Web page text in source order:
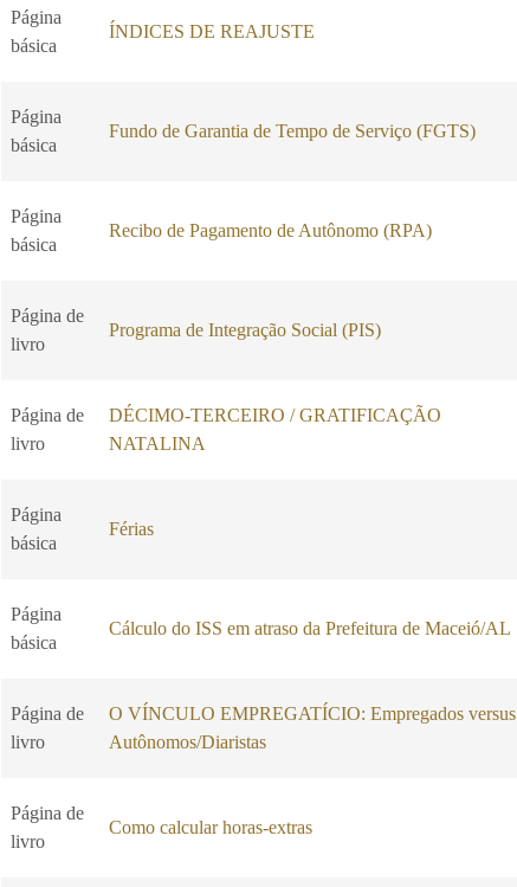
Página
básica
ÍNDICES DE REAJUSTE
Página
básica
Fundo de Garantia de Tempo de Serviço (FGTS)
Página
básica
Recibo de Pagamento de Autônomo (RPA)
Página de
livro
Programa de Integração Social (PIS)
Página de
livro
DÉCIMO-TERCEIRO / GRATIFICAÇÃO
NATALINA
Página
básica
Férias
Página
básica
Cálculo do ISS em atraso da Prefeitura de Maceió/AL
Página de
livro
O VÍNCULO EMPREGATÍCIO: Empregados versus
Autônomos/Diaristas
Página de
livro
Como calcular horas-extras